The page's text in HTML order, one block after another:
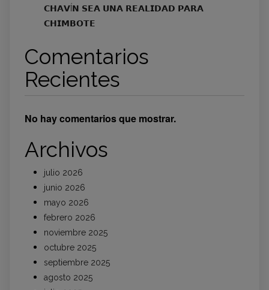
𝗖𝗛𝗔𝗩Í𝗡 𝗦𝗘𝗔 𝗨𝗡𝗔 𝗥𝗘𝗔𝗟𝗜𝗗𝗔𝗗 𝗣𝗔𝗥𝗔
𝗖𝗛𝗜𝗠𝗕𝗢𝗧𝗘
Comentarios
Recientes
No hay comentarios que mostrar.
Archivos
julio 2026
junio 2026
mayo 2026
febrero 2026
noviembre 2025
octubre 2025
septiembre 2025
agosto 2025